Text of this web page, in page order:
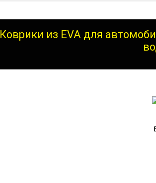
Коврики из EVA для